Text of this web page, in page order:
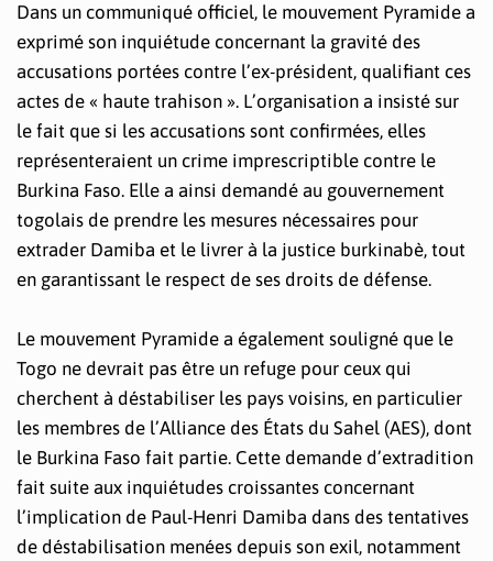
Dans un communiqué officiel, le mouvement Pyramide a
exprimé son inquiétude concernant la gravité des
accusations portées contre l’ex-président, qualifiant ces
actes de « haute trahison ». L’organisation a insisté sur
le fait que si les accusations sont confirmées, elles
représenteraient un crime imprescriptible contre le
Burkina Faso. Elle a ainsi demandé au gouvernement
togolais de prendre les mesures nécessaires pour
extrader Damiba et le livrer à la justice burkinabè, tout
en garantissant le respect de ses droits de défense.
Le mouvement Pyramide a également souligné que le
Togo ne devrait pas être un refuge pour ceux qui
cherchent à déstabiliser les pays voisins, en particulier
les membres de l’Alliance des États du Sahel (AES), dont
le Burkina Faso fait partie. Cette demande d’extradition
fait suite aux inquiétudes croissantes concernant
l’implication de Paul-Henri Damiba dans des tentatives
de déstabilisation menées depuis son exil, notamment